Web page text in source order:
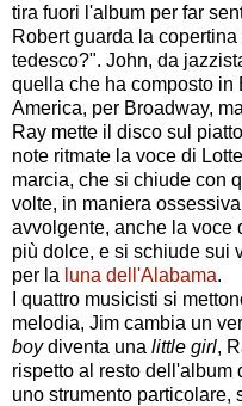
tira fuori l'album per far
Robert guarda la
tedesco?". John, da
quella che ha composto in
America, per Broadway,
Ray mette il disco sul
note ritmate la voce di
marcia, che si chiude con
volte, in maniera
avvolgente, anche la voce
più dolce, e si schiude sui
per la luna dell'Alabama.
I quattro musicisti si
melodia, Jim cambia un
boydiventa una little girl,
rispetto al resto dell'album
uno strumento particolare,